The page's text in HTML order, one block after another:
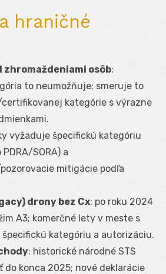
hraničné
zhromaždeniami osôb:
to neumožňuje; smeruje to
kategórie s výrazne
vyžaduje špecifickú kategóriu
SORA) a
mitigácie podľa
drony bez Cx: po roku 2024
A3; komerčné lety v meste s
kategóriu a autorizáciu.
: historické národné STS
do konca 2025; nové deklarácie